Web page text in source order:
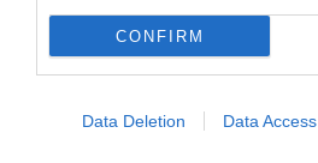
CONFIRM
Data Deletion Data Access